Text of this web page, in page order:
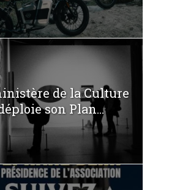
de la Culture
son Plan...